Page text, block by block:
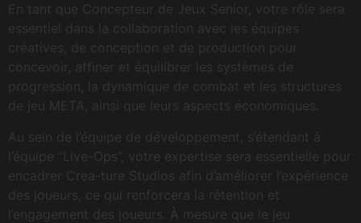
En tant que Concepteur de Jeux Senior, votre rôle sera
essentiel dans la collaboration avec les équipes
créatives, de conception et de production pour
concevoir, affiner et équilibrer les systèmes de
progression, la dynamique de combat et les structures
de jeu META, ainsi que leurs aspects économiques.
Au sein de l’équipe de développement, s’étendant à
l’équipe “Live-Ops”, votre expertise sera essentielle pour
encadrer Crea-ture Studios afin d’améliorer l’expérience
des joueurs, ce qui renforcera la rétention et
l’engagement des joueurs. À mesure que le jeu